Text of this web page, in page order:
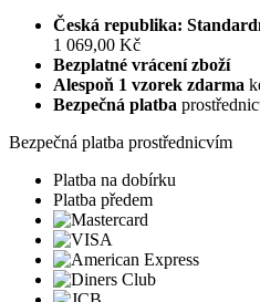
Česká republika:
1 069,00 Kč
Bezplatné vrácení zboží
Alespoň 1 vzorek zdarma
Bezpečná platba
Bezpečná platba prostřednicvím
Platba na dobírku
Platba předem